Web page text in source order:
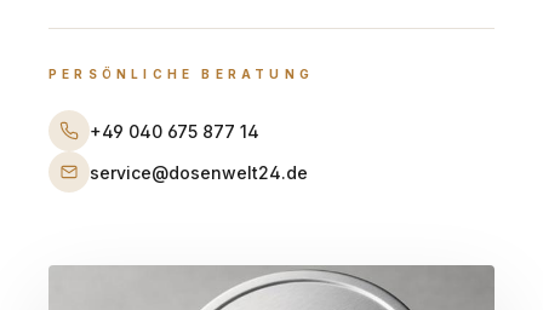
PERSÖNLICHE BERATUNG
+49 040 675 877 14
service@dosenwelt24.de